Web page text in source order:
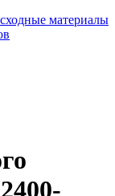
материалы